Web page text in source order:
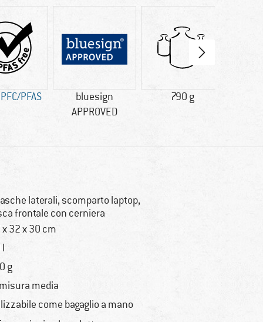
PFAS
bluesign
APPROVED
790 g
laterali, scomparto laptop,
frontale con cerniera
32 x 30 cm
l
g
media
come bagaglio a mano